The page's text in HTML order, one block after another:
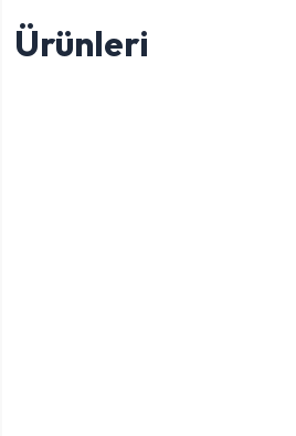
Ürünleri